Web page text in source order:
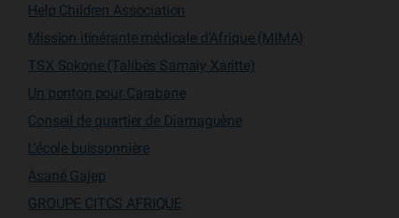
Help Children Association
Mission itinérante médicale d’Afrique (MIMA)
TSX Sokone (Talibés Samaiy Xaritte)
Un ponton pour Carabane
Conseil de quartier de Diamaguène
L’école buissonnière
Asané Gajep
GROUPE CITCS AFRIQUE